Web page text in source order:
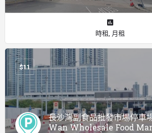
時租, 月租
長沙灣副食品批發市場停車
Wan Wholesale Food
$11